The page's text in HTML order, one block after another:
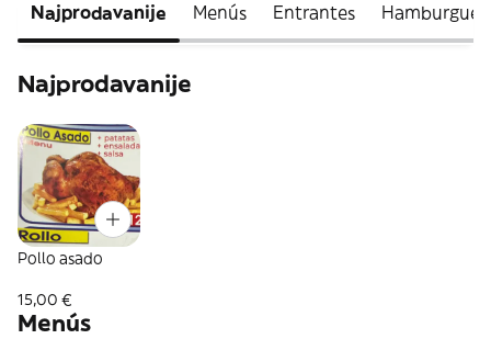
Najprodavanije Menús Entrantes
Najprodavanije
Pollo asado
15,00 €
Menús